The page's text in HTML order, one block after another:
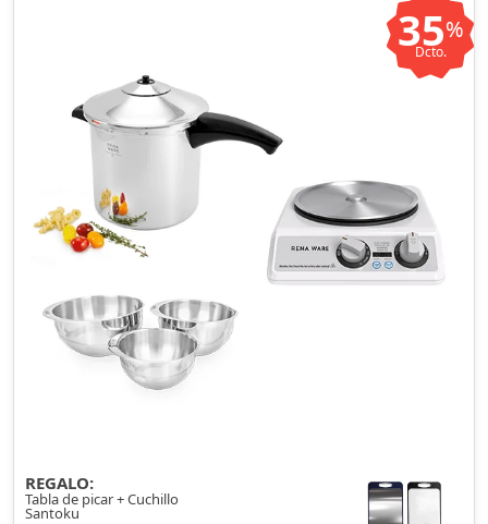
35%
Dcto.
REGALO:
Tabla de picar + Cuchillo
Santoku